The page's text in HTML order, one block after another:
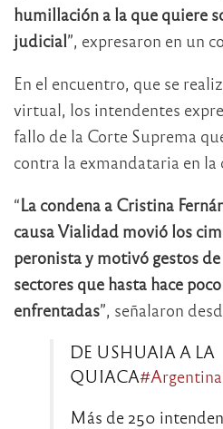
humillación a la que quiere
judicial”, expresaron en un
En el encuentro, que se
virtual, los intendentes
fallo de la Corte Suprema
contra la exmandataria en la
“La condena a Cristina
causa Vialidad movió los
peronista y motivó gestos
sectores que hasta hace
enfrentadas”, señalaron
DE USHUAIA A LA
QUIACA
Más de 250